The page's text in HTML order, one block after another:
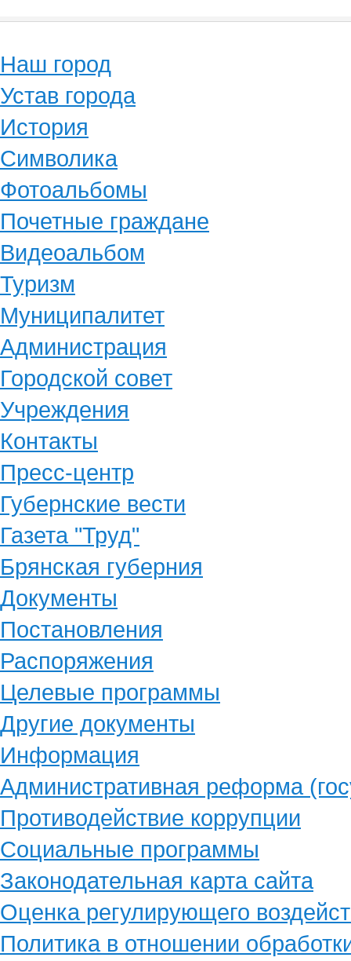
Наш город
Устав города
История
Символика
Фотоальбомы
Почетные граждане
Видеоальбом
Туризм
Муниципалитет
Администрация
Городской совет
Учреждения
Контакты
Пресс-центр
Губернские вести
Газета "Труд"
Брянская губерния
Документы
Постановления
Распоряжения
Целевые программы
Другие документы
Информация
Административная реформа
Противодействие коррупции
Социальные программы
Законодательная карта сайта
Оценка регулирующего
Политика в отношении